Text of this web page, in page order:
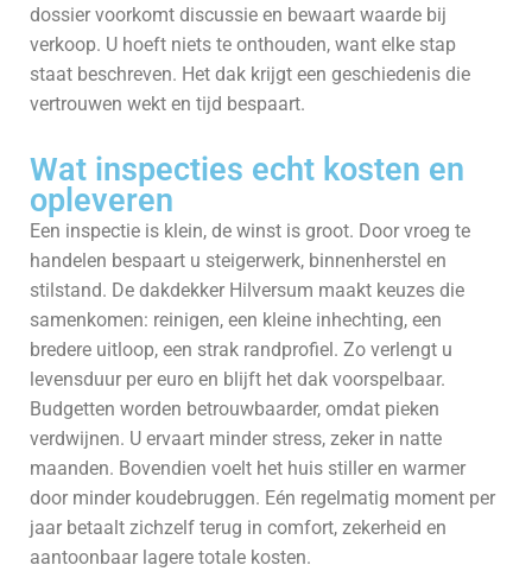
dossier voorkomt discussie en bewaart waarde bij
verkoop. U hoeft niets te onthouden, want elke stap
staat beschreven. Het dak krijgt een geschiedenis die
vertrouwen wekt en tijd bespaart.
Wat inspecties echt kosten en
opleveren
Een inspectie is klein, de winst is groot. Door vroeg te
handelen bespaart u steigerwerk, binnenherstel en
stilstand. De dakdekker Hilversum maakt keuzes die
samenkomen: reinigen, een kleine inhechting, een
bredere uitloop, een strak randprofiel. Zo verlengt u
levensduur per euro en blijft het dak voorspelbaar.
Budgetten worden betrouwbaarder, omdat pieken
verdwijnen. U ervaart minder stress, zeker in natte
maanden. Bovendien voelt het huis stiller en warmer
door minder koudebruggen. Eén regelmatig moment per
jaar betaalt zichzelf terug in comfort, zekerheid en
aantoonbaar lagere totale kosten.